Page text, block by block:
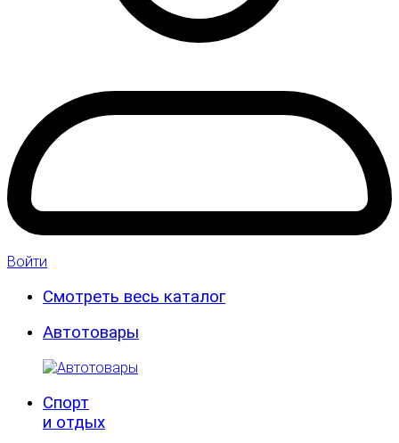
Войти
Смотреть весь каталог
Автотовары
Спорт
и отдых